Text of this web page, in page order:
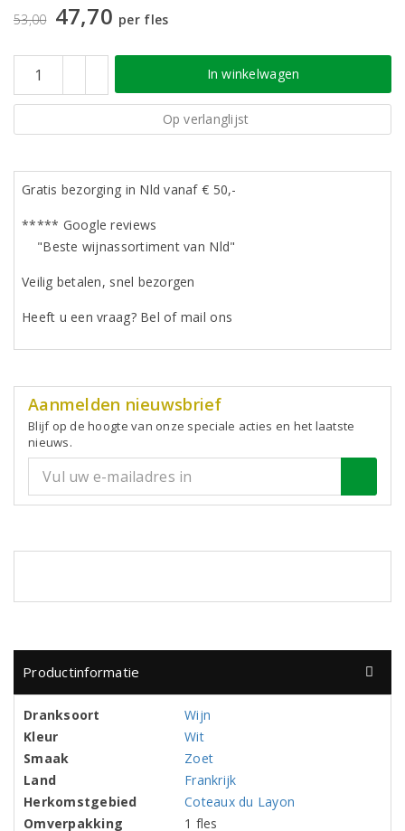
53,00 47,70 per fles
In winkelwagen
Op verlanglijst
Gratis bezorging in Nld vanaf € 50,-
***** Google reviews
"Beste wijnassortiment van Nld"
Veilig betalen, snel bezorgen
Heeft u een vraag? Bel of mail ons
Aanmelden nieuwsbrief
Blijf op de hoogte van onze speciale acties en het laatste
nieuws.
Productinformatie
Dranksoort
Wijn
Kleur
Wit
Smaak
Zoet
Land
Frankrijk
Herkomstgebied
Coteaux du Layon
Omverpakking
1 fles